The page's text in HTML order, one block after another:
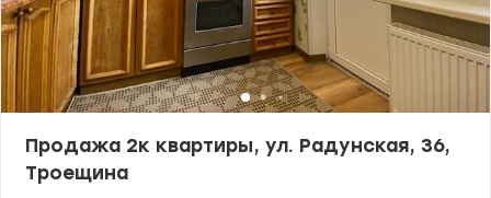
Продажа 2к квартиры, ул. Радунская, 36,
Троещина